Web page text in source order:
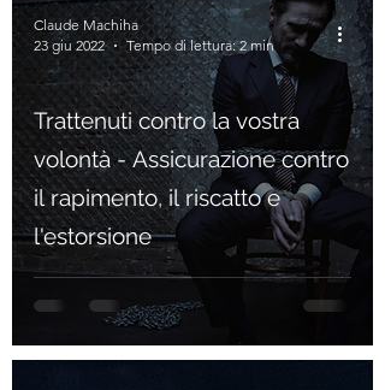
Trattenuti contro la vostra
volontà - Assicurazione contro
il rapimento, il riscatto e
l'estorsione
Claude Machiha
23 giu 2022
Tempo di lettura: 2 min